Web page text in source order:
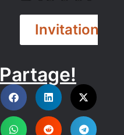
Invitation
DISCORD
Partage!